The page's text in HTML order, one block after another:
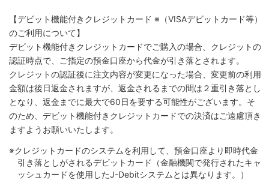
【デビット機能付きクレジットカード ※（VISAデビットカード等）
のご利用について】
デビット機能付きクレジットカードでご購入の場合、クレジットの
認証時点で、ご指定の預金口座から代金が引き落とされます。
クレジットの認証後に注文内容が変更になった場合、変更前の利用
金額は後日返金されますが、返金されるまでの間は２重引き落とし
となり、返金までに最大で60日を要する可能性がございます。そ
のため、デビット機能付きクレジットカードでの決済はご遠慮頂き
ますようお願いいたします。
※クレジットカードのシステムを利用して、預金口座より即時代金
引き落としがされるデビットカード（金融機関で発行されたキャ
ッシュカードを使用したJ-Debitシステムとは異なります。）